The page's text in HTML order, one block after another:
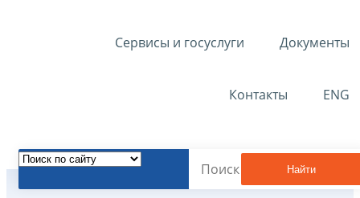
Сервисы и госуслуги Документы
Контакты ENG
Найти